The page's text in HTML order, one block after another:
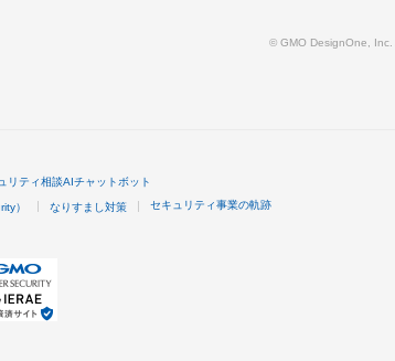
© GMO DesignOne, Inc.
リティ相談AIチャットボット
） なりすまし対策 セキュリティ事業の軌跡